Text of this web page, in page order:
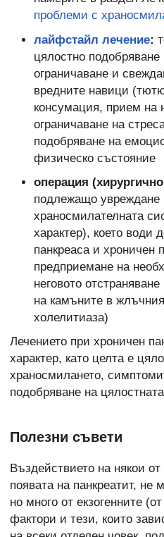
проблеми с
лайфстайл лечение:
цялостно
ограничаване и
вредните навици
консумация, прием на
ограничаване на
подобряване на
физическо състояние
операция
подлежащо увреждане
храносмилателната
характер), което води
панкреаса и хроничен
предприемане на
неговото
на камъните в
холелитиаза)
Лечението при хроничен
характер, като целта е
храносмилането,
подобряване на
Полезни съвети
Въздействието на някои
появата на панкреатит, не
но много от екзогенните
фактори и тези, които